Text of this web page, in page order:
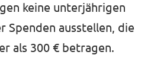
keine unterjährigen
Spenden ausstellen, die
als 300 € betragen.